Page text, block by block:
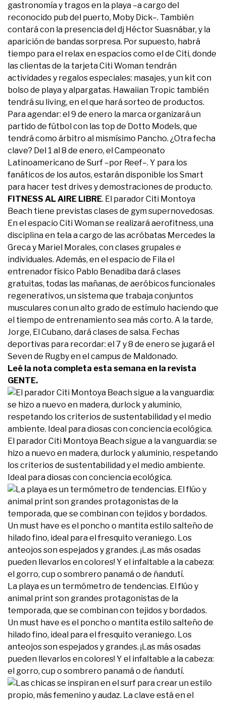
gastronomía y tragos en la playa –a cargo del
reconocido pub del puerto, Moby Dick–. También
contará con la presencia del dj Héctor Suasnábar, y la
aparición de bandas sorpresa. Por supuesto, habrá
tiempo para el relax en espacios como el de Citi, donde
las clientas de la tarjeta Citi Woman tendrán
actividades y regalos especiales: masajes, y un kit con
bolso de playa y alpargatas. Hawaiian Tropic también
tendrá su living, en el que hará sorteo de productos.
Para agendar: el 9 de enero la marca organizará un
partido de fútbol con las top de Dotto Models, que
tendrá como árbitro al mismísimo Pancho. ¿Otra fecha
clave? Del 1 al 8 de enero, el Campeonato
Latinoamericano de Surf –por Reef–. Y para los
fanáticos de los autos, estarán disponible los Smart
para hacer test drives y demostraciones de producto.
FITNESS AL AIRE LIBRE. El parador Citi Montoya
Beach tiene previstas clases de gym supernovedosas.
En el espacio Citi Woman se realizará aerofitness, una
disciplina en tela a cargo de las acróbatas Mercedes la
Greca y Mariel Morales, con clases grupales e
individuales. Además, en el espacio de Fila el
entrenador físico Pablo Benadiba dará clases
gratuitas, todas las mañanas, de aeróbicos funcionales
regenerativos, un sistema que trabaja conjuntos
musculares con un alto grado de estímulo haciendo que
el tiempo de entrenamiento sea más corto. A la tarde,
Jorge, El Cubano, dará clases de salsa. Fechas
deportivas para recordar: el 7 y 8 de enero se jugará el
Seven de Rugby en el campus de Maldonado.
Leé la nota completa esta semana en la revista
GENTE.
El parador Citi Montoya Beach sigue a la vanguardia: se
hizo a nuevo en madera, durlock y aluminio, respetando
los criterios de sustentabilidad y el medio ambiente.
Ideal para diosas con conciencia ecológica.
La playa es un termómetro de tendencias. El flúo y
animal print son grandes protagonistas de la
temporada, que se combinan con tejidos y bordados.
Un must have es el poncho o mantita estilo salteño de
hilado fino, ideal para el fresquito veraniego. Los
anteojos son espejados y grandes. ¡Las más osadas
pueden llevarlos en colores! Y el infaltable a la cabeza:
el gorro, cup o sombrero panamá o de ñandutí.